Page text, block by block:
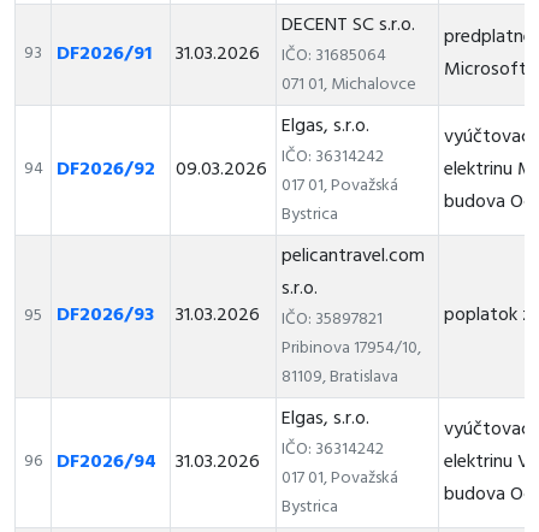
93 DF2026/91 31.03.2026
DECENT SC s.r.o.
IČO: 31685064
071 01, Michalovce
predplatné
Microsoft
94 DF2026/92 09.03.2026
Elgas, s.r.o.
IČO: 36314242
017 01, Považská
Bystrica
elektrinu
budova
95 DF2026/93 31.03.2026
pelicantravel.com
s.r.o.
IČO: 35897821
Pribinova 17954/10,
81109, Bratislava
poplatok
96 DF2026/94 31.03.2026
Elgas, s.r.o.
IČO: 36314242
017 01, Považská
Bystrica
elektrinu
budova